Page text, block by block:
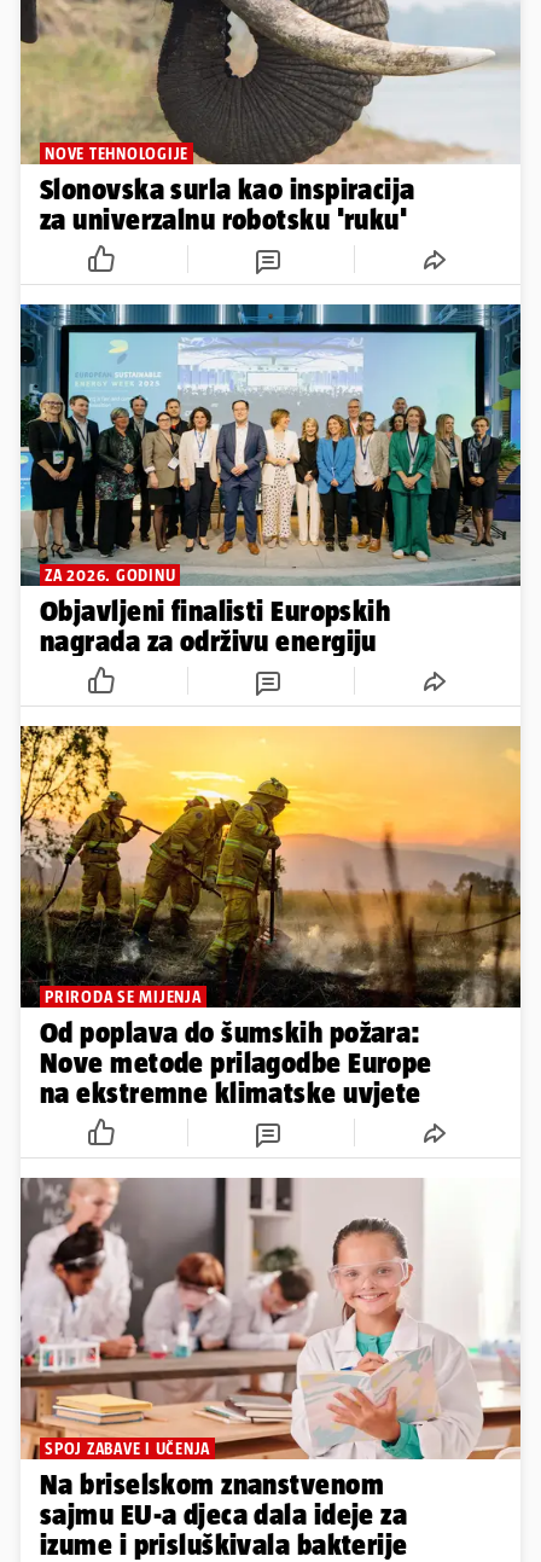
NOVE TEHNOLOGIJE
Slonovska surla kao inspiracija
za univerzalnu robotsku 'ruku'
ZA 2026. GODINU
Objavljeni finalisti Europskih
nagrada za održivu energiju
PRIRODA SE MIJENJA
Od poplava do šumskih požara:
Nove metode prilagodbe Europe
na ekstremne klimatske uvjete
SPOJ ZABAVE I UČENJA
Na briselskom znanstvenom
sajmu EU-a djeca dala ideje za
izume i prisluškivala bakterije